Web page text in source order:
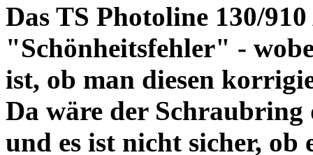
Das TS Photoline 130/
"Schönheitsfehler" -
ist, ob man diesen
Da wäre der
und es ist nicht sicher,